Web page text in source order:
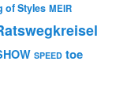
of Styles MEIR
SPEED toe